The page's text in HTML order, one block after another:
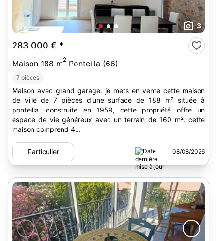
3
283 000 € *
Maison 188 m2 Ponteilla (66)
7 pièces
Maison avec grand garage. je mets en vente cette maison
de ville de 7 pièces d'une surface de 188 m² située à
ponteilla. construite en 1959, cette propriété offre un
espace de vie généreux avec un terrain de 160 m². cette
maison comprend 4...
Particulier 08/08/2026